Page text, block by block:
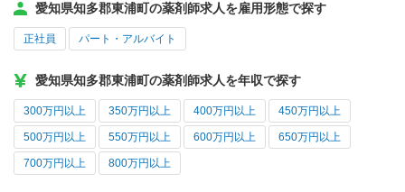
愛知県知多郡東浦町の薬剤師求人を雇用形態で探す
正社員 パート・アルバイト
愛知県知多郡東浦町の薬剤師求人を年収で探す
300万円以上 350万円以上 400万円以上 450万円以上
500万円以上 550万円以上 600万円以上 650万円以上
700万円以上 800万円以上